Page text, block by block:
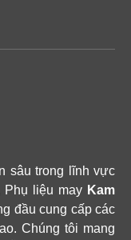
sâu trong lĩnh vực
Phụ liệu may Kam
đầu cung cấp các
Chúng tôi mang